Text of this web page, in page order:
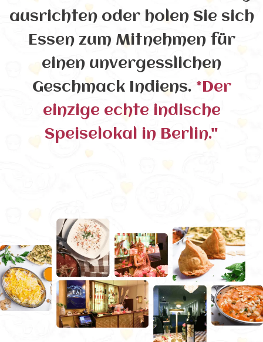
ausrichten oder holen Sie sich
Essen zum Mitnehmen für
einen unvergesslichen
Geschmack Indiens. *Der
einzige echte indische
Speiselokal in Berlin."